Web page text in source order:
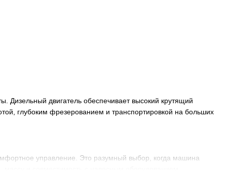
двигатель обеспечивает высокий крутящий
глубоким фрезерованием и транспортировкой на больших
управление. Это разумный выбор, когда машина